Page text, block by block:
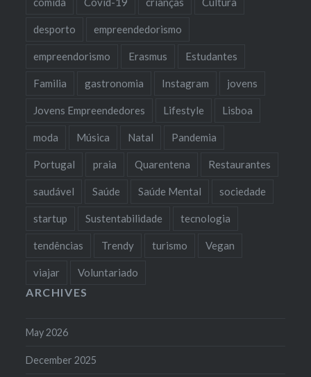
desporto empreendedorismo
empreendorismo Erasmus Estudantes
Familia gastronomia Instagram jovens
Jovens Empreendedores Lifestyle Lisboa
moda Música Natal Pandemia
Portugal praia Quarentena Restaurantes
saudável Saúde Saúde Mental sociedade
startup Sustentabilidade tecnologia
tendências Trendy turismo Vegan
viajar Voluntariado
ARCHIVES
May 2026
December 2025